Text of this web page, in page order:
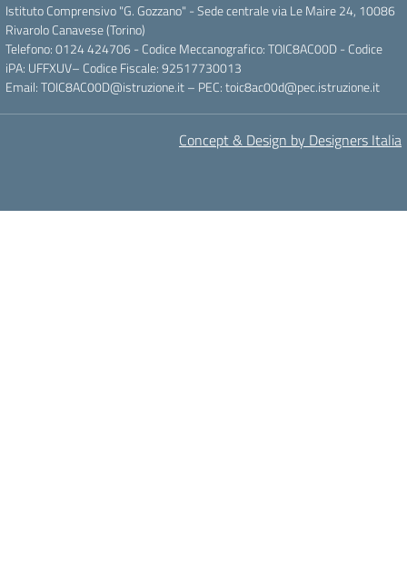
Istituto Comprensivo "G. Gozzano" - Sede centrale via Le Maire 24, 10086
Rivarolo Canavese (Torino)
Telefono: 0124 424706 - Codice Meccanografico: TOIC8AC00D - Codice
iPA: UFFXUV– Codice Fiscale: 92517730013
Email: TOIC8AC00D@istruzione.it – PEC: toic8ac00d@pec.istruzione.it
Concept & Design by Designers Italia